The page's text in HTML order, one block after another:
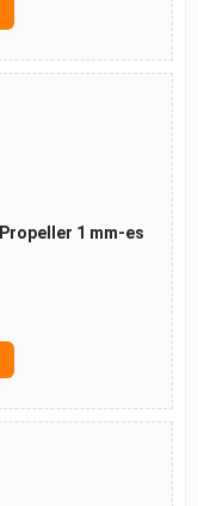
1 mm-es